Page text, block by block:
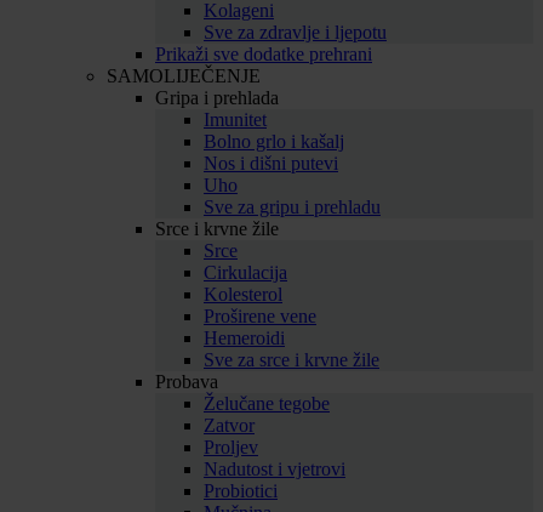
Kolageni
Sve za zdravlje i ljepotu
Prikaži sve dodatke prehrani
SAMOLIJEČENJE
Gripa i prehlada
Imunitet
Bolno grlo i kašalj
Nos i dišni putevi
Uho
Sve za gripu i prehladu
Srce i krvne žile
Srce
Cirkulacija
Kolesterol
Proširene vene
Hemeroidi
Sve za srce i krvne žile
Probava
Želučane tegobe
Zatvor
Proljev
Nadutost i vjetrovi
Probiotici